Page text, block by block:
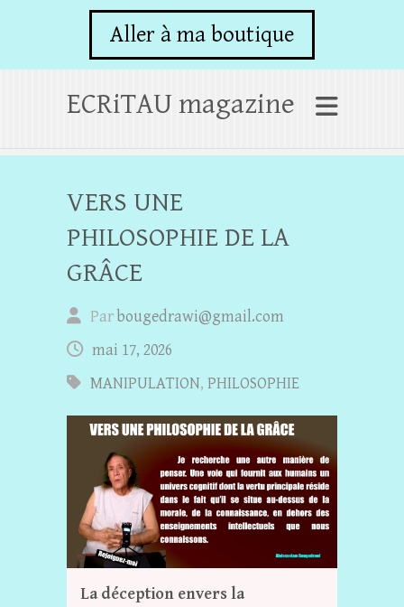
Aller à ma boutique
ECRiTAU magazine
VERS UNE
PHILOSOPHIE DE LA
GRÂCE
Parbougedrawi@gmail.com
mai 17, 2026
MANIPULATION, PHILOSOPHIE
La déception envers la